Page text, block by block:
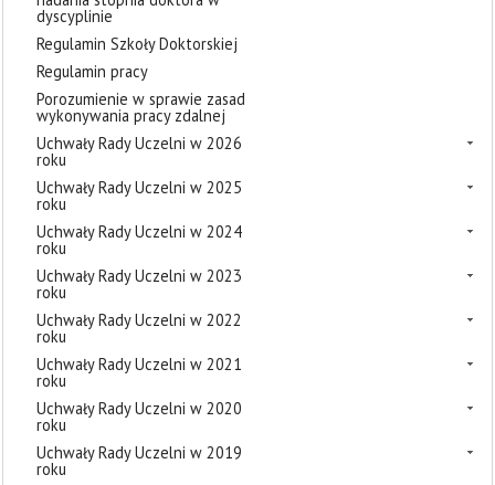
dyscyplinie
Regulamin Szkoły Doktorskiej
Regulamin pracy
Porozumienie w sprawie zasad
wykonywania pracy zdalnej
Uchwały Rady Uczelni w 2026
roku
Uchwały Rady Uczelni w 2025
roku
Uchwały Rady Uczelni w 2024
roku
Uchwały Rady Uczelni w 2023
roku
Uchwały Rady Uczelni w 2022
roku
Uchwały Rady Uczelni w 2021
roku
Uchwały Rady Uczelni w 2020
roku
Uchwały Rady Uczelni w 2019
roku